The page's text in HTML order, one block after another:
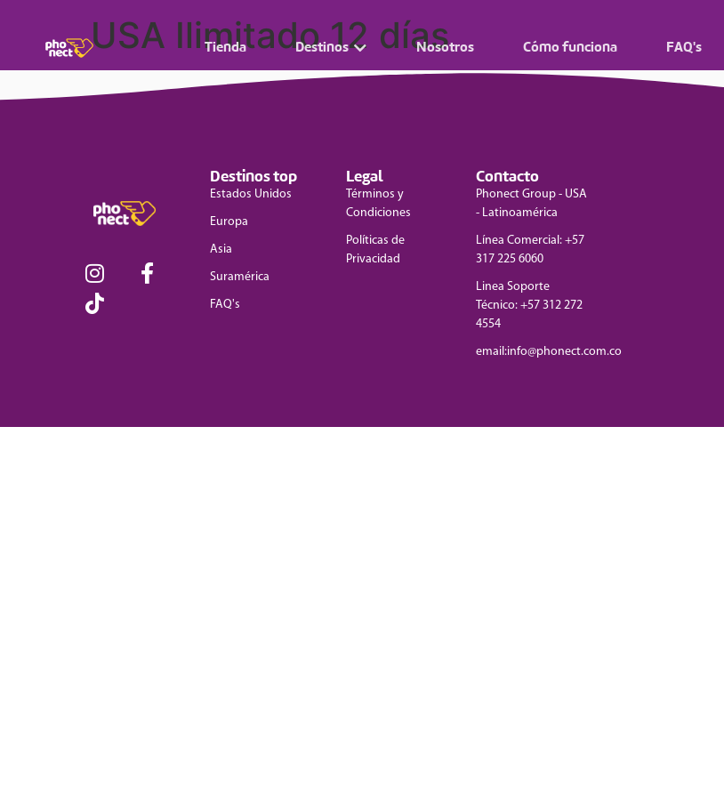
Tienda Destinos Nosotros Cómo funciona FAQ's
USA Ilimitado 12 días
Destinos top
Estados Unidos
Europa
Asia
Suramérica
FAQ's
Legal
Términos y
Condiciones
Políticas de
Privacidad
Contacto
Phonect Group - USA
- Latinoamérica
Línea Comercial: +57
317 225 6060
Linea Soporte
Técnico: +57 312 272
4554
email:info@phonect.com.co